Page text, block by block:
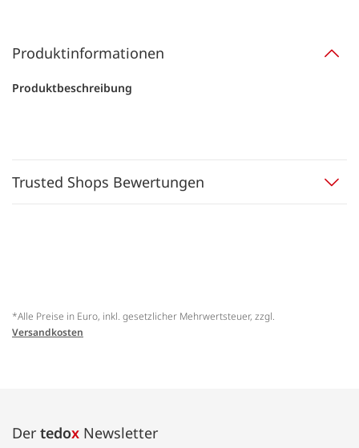
Produktinformationen
Produktbeschreibung
Trusted Shops Bewertungen
*Alle Preise in Euro, inkl. gesetzlicher Mehrwertsteuer, zzgl.
Versandkosten
Der tedox Newsletter